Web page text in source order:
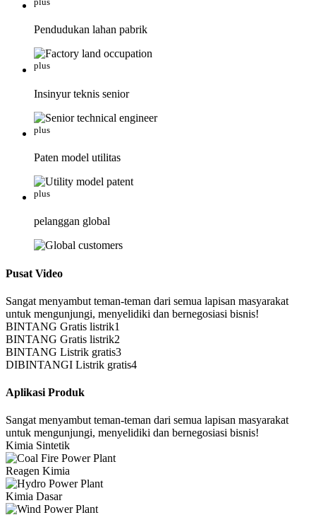
Pendudukan lahan pabrik
plus
Insinyur teknis senior
plus
Paten model utilitas
plus
pelanggan global
Pusat Video
Sangat menyambut teman-teman dari semua lapisan masyarakat
untuk mengunjungi, menyelidiki dan bernegosiasi bisnis!
BINTANG Gratis listrik1
BINTANG Gratis listrik2
BINTANG Listrik gratis3
DIBINTANGI Listrik gratis4
Aplikasi Produk
Sangat menyambut teman-teman dari semua lapisan masyarakat
untuk mengunjungi, menyelidiki dan bernegosiasi bisnis!
Kimia Sintetik
Reagen Kimia
Kimia Dasar